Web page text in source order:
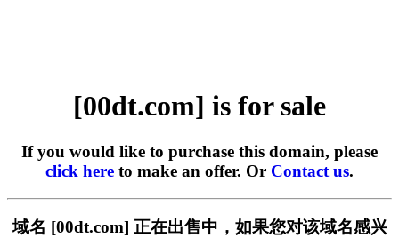
[00dt.com] is for sale
If you would like to purchase this domain, please
click here to make an offer. Or Contact us.
域名 [00dt.com] 正在出售中，如果您对该域名感兴